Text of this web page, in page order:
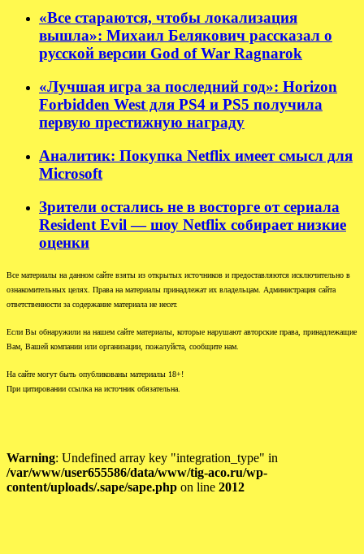
«Все стараются, чтобы локализация
вышла»: Михаил Белякович рассказал о
русской версии God of War Ragnarok
«Лучшая игра за последний год»: Horizon
Forbidden West для PS4 и PS5 получила
первую престижную награду
Аналитик: Покупка Netflix имеет смысл для
Microsoft
Зрители остались не в восторге от сериала
Resident Evil — шоу Netflix собирает низкие
оценки
Все материалы на данном сайте взяты из открытых источников и предоставляются исключительно в
ознакомительных целях. Права на материалы принадлежат их владельцам. Администрация сайта
ответственности за содержание материала не несет.
Если Вы обнаружили на нашем сайте материалы, которые нарушают авторские права, принадлежащие
Вам, Вашей компании или организации, пожалуйста, сообщите нам.
На сайте могут быть опубликованы материалы 18+!
При цитировании ссылка на источник обязательна.
Warning: Undefined array key "integration_type" in
/var/www/user655586/data/www/tig-aco.ru/wp-
content/uploads/.sape/sape.php on line 2012